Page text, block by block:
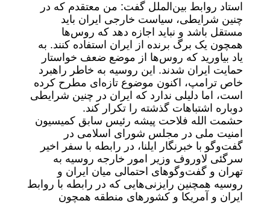
استاد روابط بین‌الملل گفت: من معتقدم که در
چنین شرایطی، سیاست خارجی ایران باید
مستقل باشد و نباید اجازه دهد که روس‌ها
همچون یک برگ برنده از ایران استفاده کنند. به
یاد بیاورید که روس‌ها از موضع ضعف خواستار
حمایت ایران شدند. این روسیه به خاطر راهبرد
خاص ترامپ، اکنون موضوع تازه‌ای مطرح کرده
است، اما دلیلی ندارد که ایران در چنین شرایطی
دوباره اشتباهات گذشته را تکرار کند.
حشمت الله فلاحت پیشه رئیس سابق کمیسیون
امنیت ملی در مجلس شورای اسلامی در
گفت‌وگو با خبرنگار ایلنا، در رابطه با سفر اخیر
سرگئی لاوروف وزیر امور خارجه روسیه به
تهران و گفت‌وگوهای احتمالی میان ایران و
روسیه همچنین رایزنی‌هایی که در رابطه با روابط
ایران و آمریکا و کشورهای منطقه همچون